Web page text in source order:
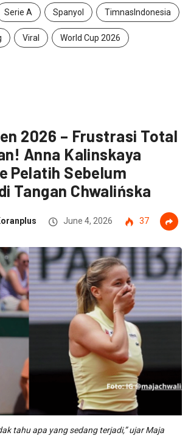
Serie A Spanyol TimnasIndonesia
Viral World Cup 2026
2026 – Frustrasi Total
Anna Kalinskaya
Pelatih Sebelum
Tangan Chwalińska
June 4, 2026 37
tahu apa yang sedang terjadi,” ujar Maja